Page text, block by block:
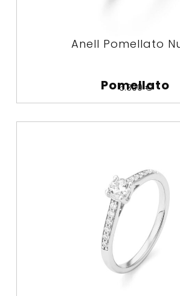
Anell Pomellato
Pomellato
6.300€